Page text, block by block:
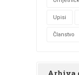
Upisi
Članstvo